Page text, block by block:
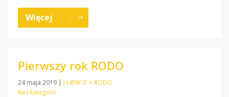
Więcej
Pierwszy rok RODO
24 maja 2019 | I L@W IT + RODO
Bez kategorii